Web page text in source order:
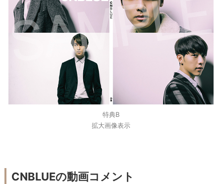
特典B
拡大画像表示
CNBLUEの動画コメント